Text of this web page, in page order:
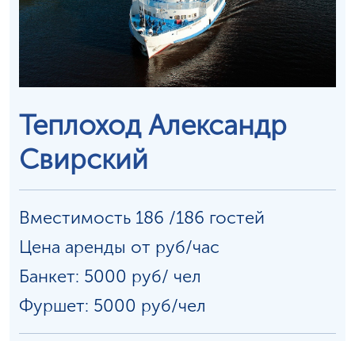
Теплоход Александр
Свирский
Вместимость 186 /186 гостей
Цена аренды от руб/час
Банкет: 5000 руб/ чел
Фуршет: 5000 руб/чел